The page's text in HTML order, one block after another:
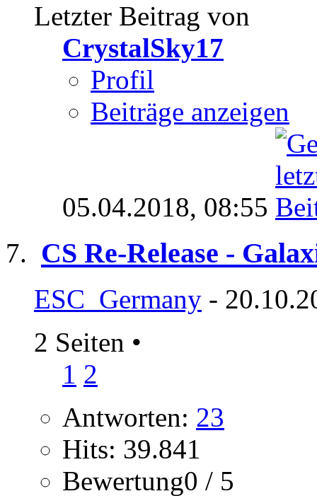
Letzter Beitrag von
CrystalSky17
Profil
Beiträge anzeigen
05.04.2018, 08:55
CS Re-Release -
ESC_Germany -
2 Seiten •
1 2
Antworten: 23
Hits: 39.841
Bewertung0 / 5